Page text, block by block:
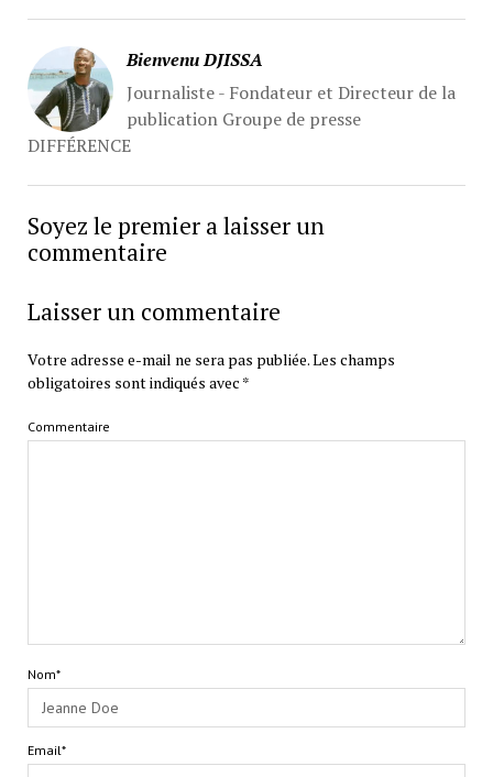
Bienvenu DJISSA
Journaliste - Fondateur et Directeur de la
publication Groupe de presse
DIFFÉRENCE
Soyez le premier a laisser un
commentaire
Laisser un commentaire
Votre adresse e-mail ne sera pas publiée.Les champs
obligatoires sont indiqués avec *
Commentaire
Nom*
Email*